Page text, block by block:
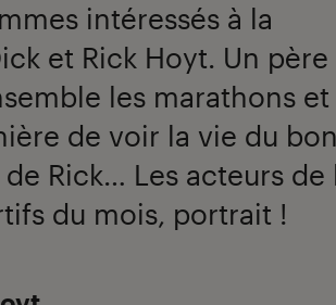
intéressés à la
et Rick Hoyt. Un père
les marathons et
de voir la vie du bon
Rick… Les acteurs de
du mois, portrait !